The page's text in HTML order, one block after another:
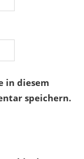
in diesem
speichern.